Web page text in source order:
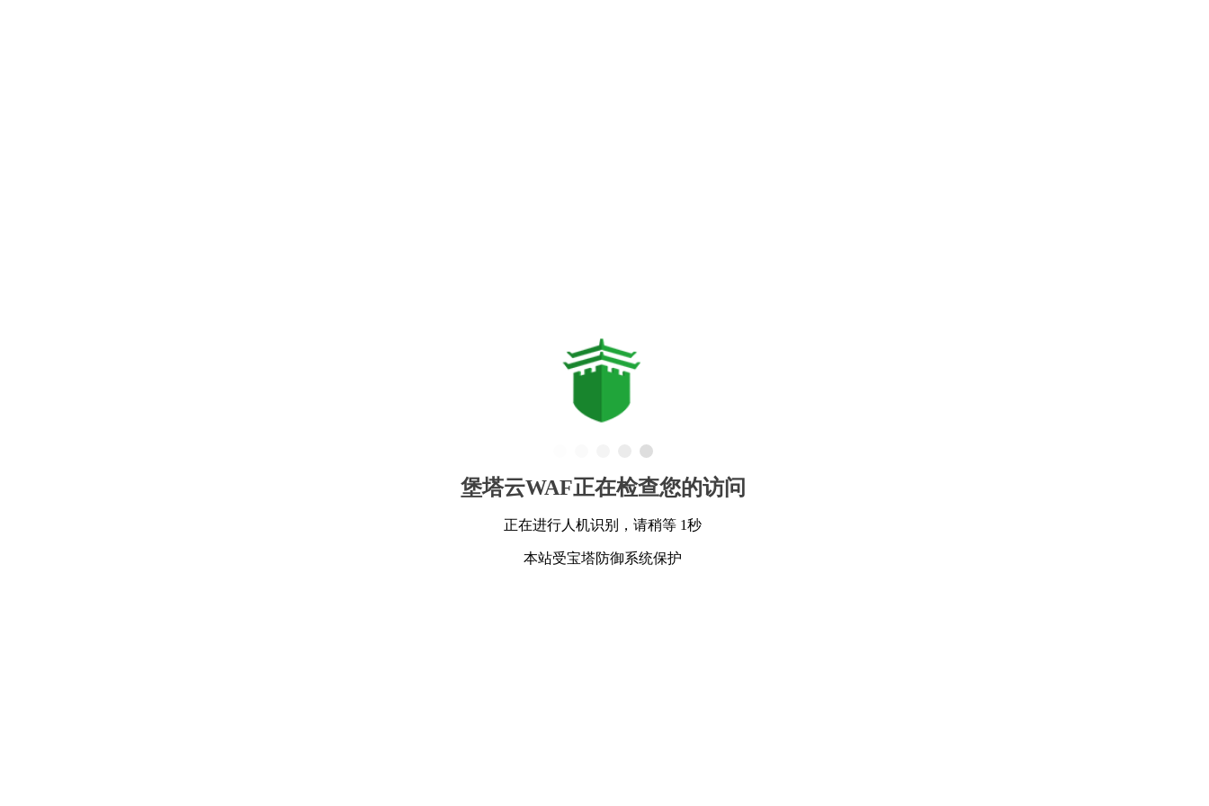
堡塔云WAF正在检查您的访问
正在进行人机识别，请稍等 1秒
本站受宝塔防御系统保护